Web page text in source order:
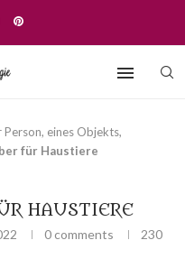
Person, eines Objekts,
für Haustiere
HAUSTIERE
0 comments
230